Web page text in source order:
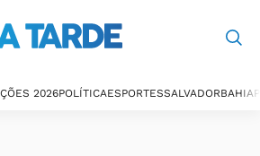
2026POLÍTICAESPORTESSALVADORBAHIA